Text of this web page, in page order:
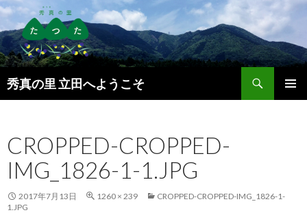
秀真の里 立田へようこそ
索
ン
ツ
ス
キ
ッ
CROPPED-CROPPED-
IMG_1826-1-1.JPG
2017年7月13日 1260 × 239
CROPPED-CROPPED-IMG_1826-1-
1.JPG